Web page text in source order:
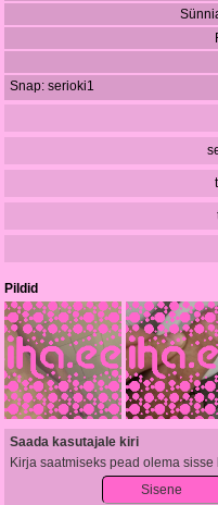
Snap: serioki1
Pildid
Saada kasutajale kiri
Kirja saatmiseks pead olema sisse
Sisene